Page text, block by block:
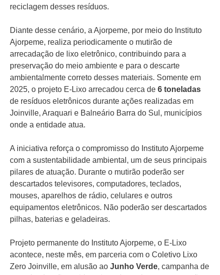
reciclagem desses resíduos.
Diante desse cenário, a Ajorpeme, por meio do Instituto
Ajorpeme, realiza periodicamente o mutirão de
arrecadação de lixo eletrônico, contribuindo para a
preservação do meio ambiente e para o descarte
ambientalmente correto desses materiais. Somente em
2025, o projeto E-Lixo arrecadou cerca de 6 toneladas
de resíduos eletrônicos durante ações realizadas em
Joinville, Araquari e Balneário Barra do Sul, municípios
onde a entidade atua.
A iniciativa reforça o compromisso do Instituto Ajorpeme
com a sustentabilidade ambiental, um de seus principais
pilares de atuação. Durante o mutirão poderão ser
descartados televisores, computadores, teclados,
mouses, aparelhos de rádio, celulares e outros
equipamentos eletrônicos. Não poderão ser descartados
pilhas, baterias e geladeiras.
Projeto permanente do Instituto Ajorpeme, o E-Lixo
acontece, neste mês, em parceria com o Coletivo Lixo
Zero Joinville, em alusão ao Junho Verde, campanha de